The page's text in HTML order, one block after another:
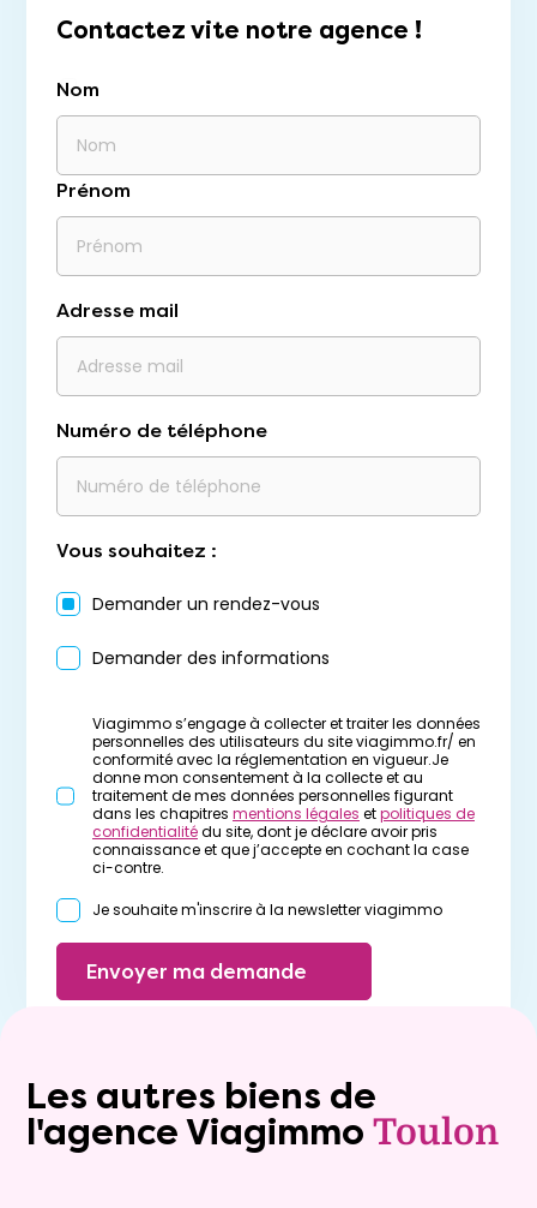
Contactez vite notre agence !
Nom
Prénom
Adresse mail
Numéro de téléphone
Vous souhaitez :
Demander un rendez-vous
Demander des informations
Viagimmo s’engage à collecter et traiter les données
personnelles des utilisateurs du site viagimmo.fr/ en
conformité avec la réglementation en vigueur.Je
donne mon consentement à la collecte et au
traitement de mes données personnelles figurant
dans les chapitres mentions légales etpolitiques de
confidentialitédu site, dont je déclare avoir pris
connaissance et que j’accepte en cochant la case
ci-contre.
Je souhaite m'inscrire à la newsletter viagimmo
Envoyer ma demande
Les autres biens de
l'agence Viagimmo Toulon